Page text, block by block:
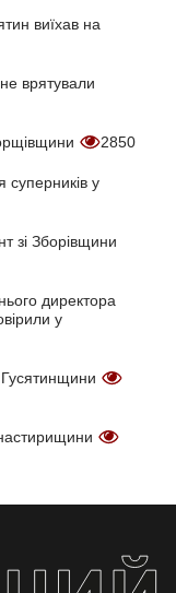
виїхав на
врятували
2850
суперників у
зі Зборівщини
директора
у
Гусятинщини